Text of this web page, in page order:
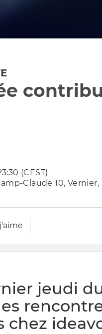
(CEST)
Claude 10, Vernier,
jeudi
chez